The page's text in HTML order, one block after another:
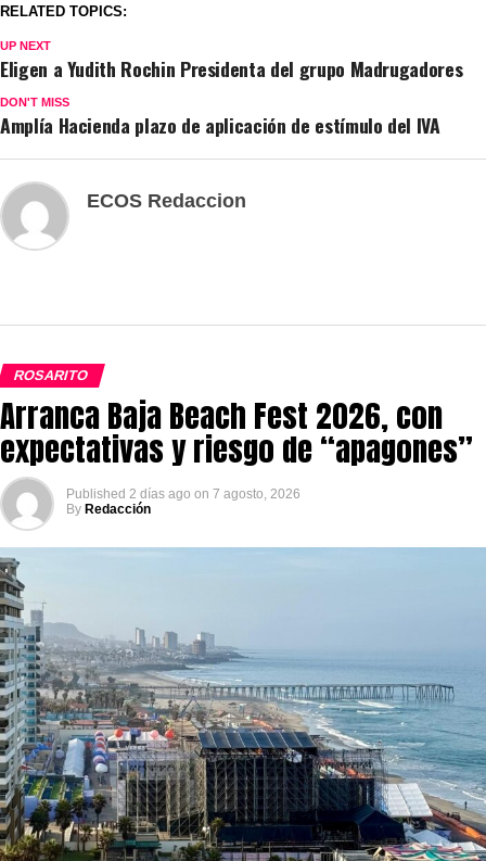
RELATED TOPICS:
UP NEXT
Eligen a Yudith Rochin Presidenta del grupo Madrugadores
DON'T MISS
Amplía Hacienda plazo de aplicación de estímulo del IVA
ECOS Redaccion
ROSARITO
Arranca Baja Beach Fest 2026, con
expectativas y riesgo de “apagones”
Published 2 días ago on 7 agosto, 2026
By Redacción